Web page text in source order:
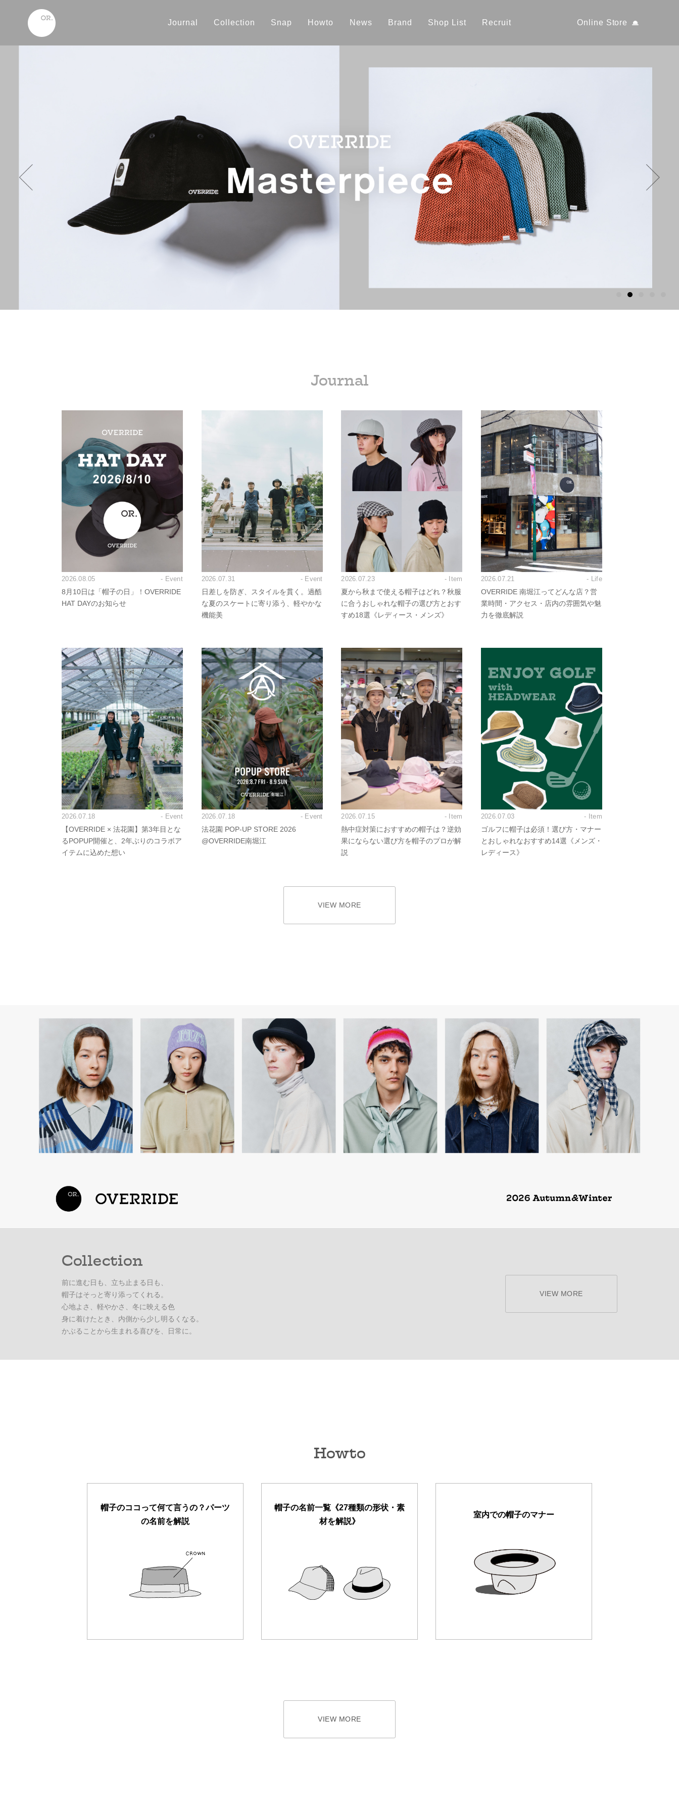
Online Store
Journal Collection Snap Howto News Brand Shop List Recruit
Journal
2026.08.05 - Event
8月10日は「帽子の日」！OVERRIDE
HAT DAYのお知らせ
2026.07.31 - Event
日差しを防ぎ、スタイルを貫く。過酷
な夏のスケートに寄り添う、軽やかな
機能美
2026.07.23 - Item
夏から秋まで使える帽子はどれ？秋服
に合うおしゃれな帽子の選び方とおす
すめ18選《レディース・メンズ》
2026.07.21 - Life
OVERRIDE 南堀江ってどんな店？営
業時間・アクセス・店内の雰囲気や魅
力を徹底解説
2026.07.18 - Event
【OVERRIDE × 法花園】第3年目とな
るPOPUP開催と、2年ぶりのコラボア
イテムに込めた想い
2026.07.18 - Event
法花園 POP-UP STORE 2026
@OVERRIDE南堀江
2026.07.15 - Item
熱中症対策におすすめの帽子は？逆効
果にならない選び方を帽子のプロが解
説
2026.07.03 - Item
ゴルフに帽子は必須！選び方・マナー
とおしゃれなおすすめ14選《メンズ・
レディース》
VIEW MORE
Collection
前に進む日も、立ち止まる日も、
帽子はそっと寄り添ってくれる。
心地よさ、軽やかさ、冬に映える色
身に着けたとき、内側から少し明るくなる。
かぶることから生まれる喜びを、日常に。
VIEW MORE
Howto
帽子のココって何て言うの？パーツ
の名前を解説
帽子の名前一覧《27種類の形状・素
材を解説》
室内での帽子のマナー
VIEW MORE